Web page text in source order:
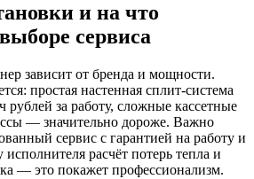
и на что
сервиса
зависит от бренда и мощности.
простая настенная сплит-система
за работу, сложные кассетные
— значительно дороже. Важно
сервис с гарантией на работу и
расчёт потерь тепла и
— это покажет профессионализм.